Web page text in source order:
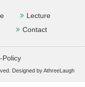
Lecture
Contact
Policy
Designed byAthreeLaugh